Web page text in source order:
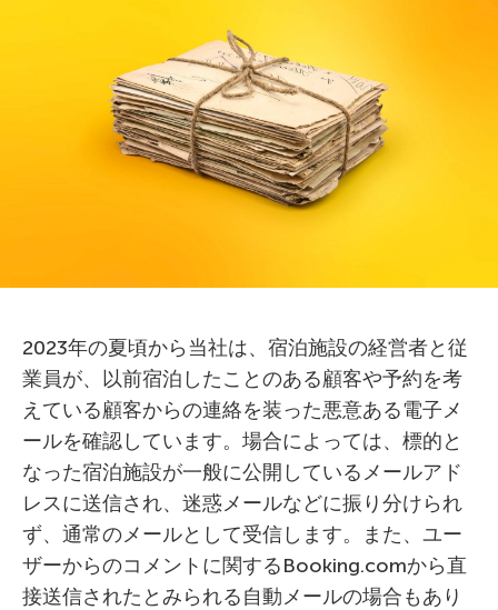
2023年の夏頃から当社は、宿泊施設の経営者と従
業員が、以前宿泊したことのある顧客や予約を考
えている顧客からの連絡を装った悪意ある電子メ
ールを確認しています。場合によっては、標的と
なった宿泊施設が一般に公開しているメールアド
レスに送信され、迷惑メールなどに振り分けられ
ず、通常のメールとして受信します。また、ユー
ザーからのコメントに関するBooking.comから直
接送信されたとみられる自動メールの場合もあり